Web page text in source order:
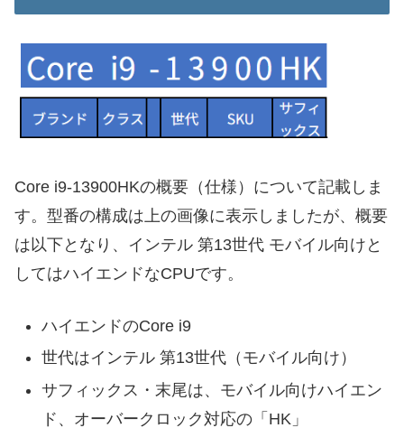
Core i9-13900HKの概要（仕様）について記載しま
す。型番の構成は上の画像に表示しましたが、概要
は以下となり、インテル 第13世代 モバイル向けと
してはハイエンドなCPUです。
ハイエンドのCore i9
世代はインテル 第13世代（モバイル向け）
サフィックス・末尾は、モバイル向けハイエン
ド、オーバークロック対応の「HK」